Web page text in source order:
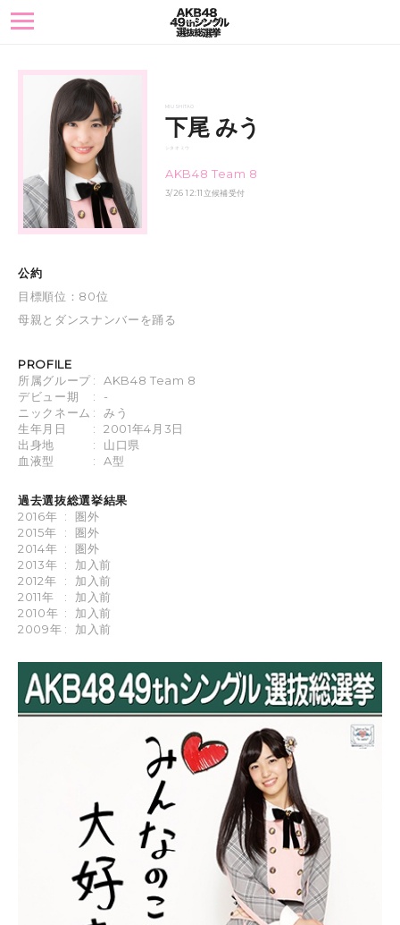
toggle
navigation
MIU SHITAO
下尾 みう
シタオ ミウ
AKB48 Team 8
3/26 12:11立候補受付
公約
目標順位：80位
母親とダンスナンバーを踊る
PROFILE
所属グループ:
AKB48 Team 8
デビュー期
:
-
ニックネーム :
みう
生年月日
:
2001年4月3日
出身地
:
山口県
血液型
: A型
過去選抜総選挙結果
2016年 :
圏外
2015年
:
圏外
2014年 :
圏外
2013年 :
加入前
2012年
:
加入前
2011年
:
加入前
2010年 :
加入前
2009年 : 加入前